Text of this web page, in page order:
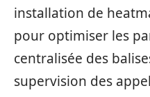
installation de
pour optimiser les
centralisée des
supervision des